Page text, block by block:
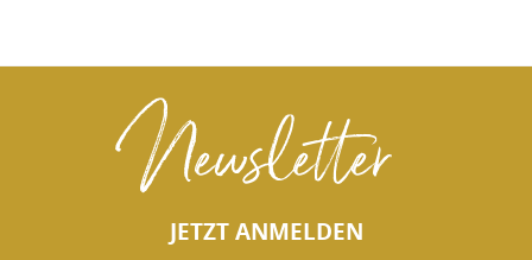
Newsletter
JETZT ANMELDEN